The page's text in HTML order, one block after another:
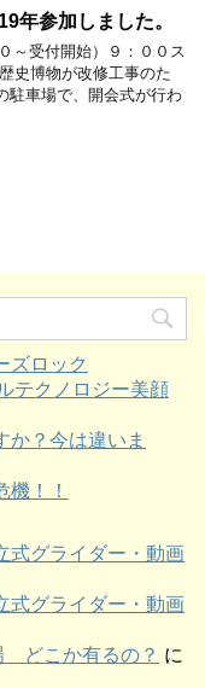
年参加しました。
～受付開始）９：００ス
史博物が改修工事のた
駐車場で、開会式が行わ
ズロック
テクノロジー美顔
か？今は違いま
！！
グライダー・動画
グライダー・動画
どこか有るの？ に